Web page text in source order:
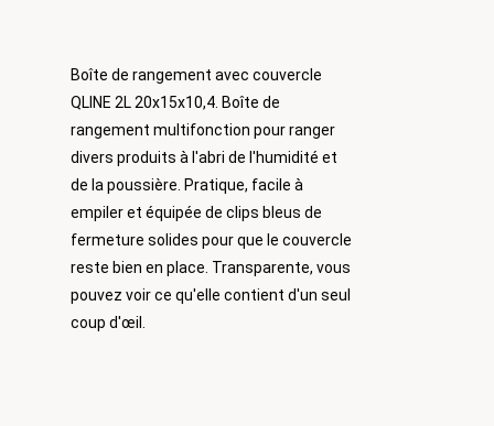
Boîte de rangement avec couvercle
QLINE 2L 20x15x10,4. Boîte de
rangement multifonction pour ranger
divers produits à l'abri de l'humidité et
de la poussière. Pratique, facile à
empiler et équipée de clips bleus de
fermeture solides pour que le couvercle
reste bien en place. Transparente, vous
pouvez voir ce qu'elle contient d'un seul
coup d'œil.